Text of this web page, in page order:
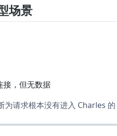
场景
接，但无数据
为请求根本没有进入 Charles